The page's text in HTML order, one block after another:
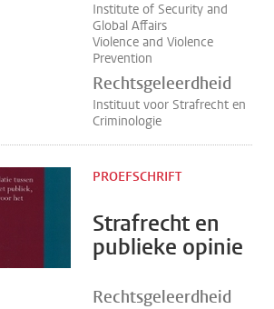
Institute of Security and
Global Affairs
Violence and Violence
Prevention
Rechtsgeleerdheid
Instituut voor Strafrecht en
Criminologie
Strafrecht en
publieke opinie
PROEFSCHRIFT
Rechtsgeleerdheid